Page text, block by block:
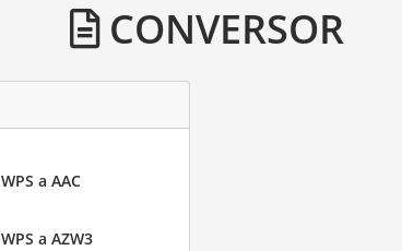
CONVERSOR
WPS a AAC
WPS a AZW3